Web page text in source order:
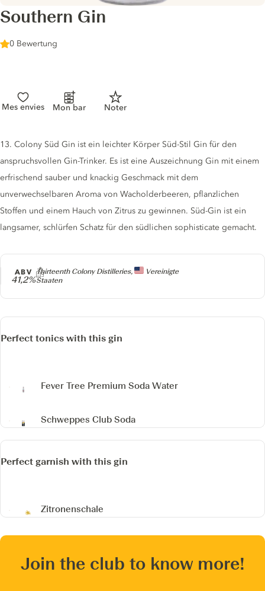
Southern Gin
0 Bewertung
Mes envies Mon bar Noter
Producer
Thirteenth Colony Distilleries,
Vereinigte
Staaten
ABV
41,2%
Gin description
13. Colony Süd Gin ist ein leichter Körper Süd-Stil Gin für den
anspruchsvollen Gin-Trinker. Es ist eine Auszeichnung Gin mit einem
erfrischend sauber und knackig Geschmack mit dem
unverwechselbaren Aroma von Wacholderbeeren, pflanzlichen
Stoffen und einem Hauch von Zitrus zu gewinnen. Süd-Gin ist ein
langsamer, schlürfen Schatz für den südlichen sophisticate gemacht.
Perfect tonics with this gin
Fever Tree Premium Soda Water
Schweppes Club Soda
Perfect garnish with this gin
Zitronenschale
Join the club to know more!